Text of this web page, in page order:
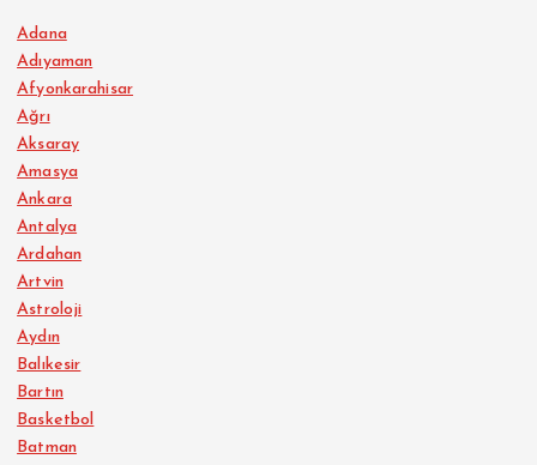
Adana
Adıyaman
Afyonkarahisar
Ağrı
Aksaray
Amasya
Ankara
Antalya
Ardahan
Artvin
Astroloji
Aydın
Balıkesir
Bartın
Basketbol
Batman